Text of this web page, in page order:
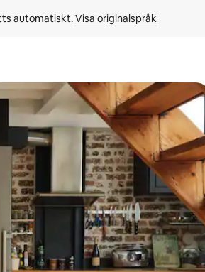
automatiskt. Visa originalspråk
genom att trycka eller svepa.